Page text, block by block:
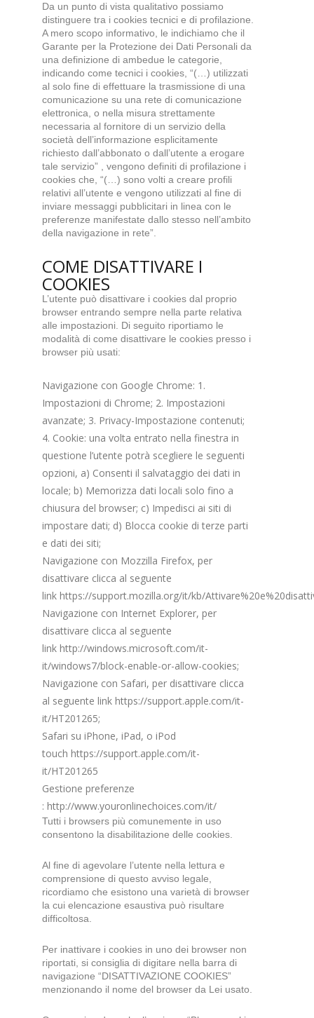
Da un punto di vista qualitativo possiamo
distinguere tra i cookies tecnici e di profilazione.
A mero scopo informativo, le indichiamo che il
Garante per la Protezione dei Dati Personali da
una definizione di ambedue le categorie,
indicando come tecnici i cookies, “(…) utilizzati
al solo fine di effettuare la trasmissione di una
comunicazione su una rete di comunicazione
elettronica, o nella misura strettamente
necessaria al fornitore di un servizio della
società dell’informazione esplicitamente
richiesto dall’abbonato o dall’utente a erogare
tale servizio” , vengono definiti di profilazione i
cookies che, “(…) sono volti a creare profili
relativi all’utente e vengono utilizzati al fine di
inviare messaggi pubblicitari in linea con le
preferenze manifestate dallo stesso nell’ambito
della navigazione in rete”.
COME DISATTIVARE I
COOKIES
L’utente può disattivare i cookies dal proprio
browser entrando sempre nella parte relativa
alle impostazioni. Di seguito riportiamo le
modalità di come disattivare le cookies presso i
browser più usati:
Navigazione con Google Chrome: 1.
Impostazioni di Chrome; 2. Impostazioni
avanzate; 3. Privacy-Impostazione contenuti;
4. Cookie: una volta entrato nella finestra in
questione l’utente potrà scegliere le seguenti
opzioni, a) Consenti il salvataggio dei dati in
locale; b) Memorizza dati locali solo fino a
chiusura del browser; c) Impedisci ai siti di
impostare dati; d) Blocca cookie di terze parti
e dati dei siti;
Navigazione con Mozzilla Firefox, per
disattivare clicca al seguente
link https://support.mozilla.org/it/kb/
Navigazione con Internet Explorer, per
disattivare clicca al seguente
link http://windows.microsoft.com/it-
it/windows7/block-enable-or-allow-cookies;
Navigazione con Safari, per disattivare clicca
al seguente link https://support.apple.com/it-
it/HT201265;
Safari su iPhone, iPad, o iPod
touch https://support.apple.com/it-
it/HT201265
Gestione preferenze
: http://www.youronlinechoices.com/it/
Tutti i browsers più comunemente in uso
consentono la disabilitazione delle cookies.
Al fine di agevolare l’utente nella lettura e
comprensione di questo avviso legale,
ricordiamo che esistono una varietà di browser
la cui elencazione esaustiva può risultare
difficoltosa.
Per inattivare i cookies in uno dei browser non
riportati, si consiglia di digitare nella barra di
navigazione “DISATTIVAZIONE COOKIES”
menzionando il nome del browser da Lei usato.